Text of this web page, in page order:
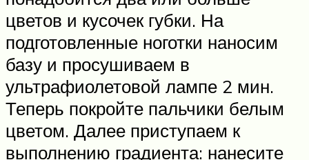
цветов и кусочек губки. На
подготовленные ноготки наносим
базу и просушиваем в
ультрафиолетовой лампе 2 мин.
Теперь покройте пальчики белым
цветом. Далее приступаем к
выполнению градиента: нанесите